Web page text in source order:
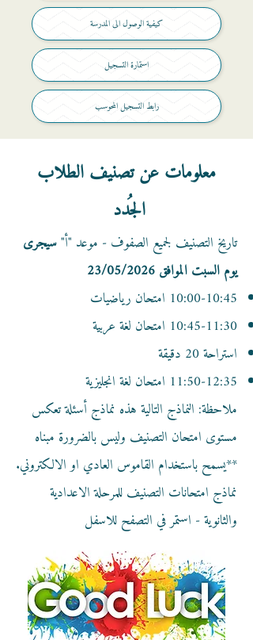
كيفية الوصول الى المدرسة
استمارة التسجيل
رابط التسجيل المحوسب
معلومات عن تصنيف الطلاب
الجُدد
تاريخ التصنيف لجميع الصفوف - موعد "أ"سيجرى
يوم السبت الموافق 23/05/2026
10:00-10:45 امتحان رياضيات
10:45-11:30 امتحان لغة عربية
استراحة 20 دقيقة
11:50-12:35 امتحان لغة انجليزية
ملاحظة: النماذج التالية هذه نماذج أسئلة تعكس
مستوى امتحان التصنيف وليس بالضرورة مبناه
**يسمح باستخدام القاموس العادي او الالكتروني.
نماذج امتحانات التصنيف للمرحلة الاعدادية
والثانوية - استمر في التصفح للاسفل